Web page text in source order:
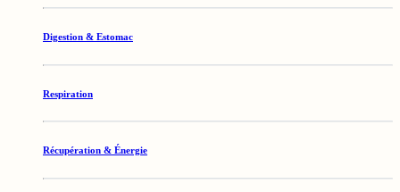
Digestion & Estomac
Respiration
Récupération & Énergie